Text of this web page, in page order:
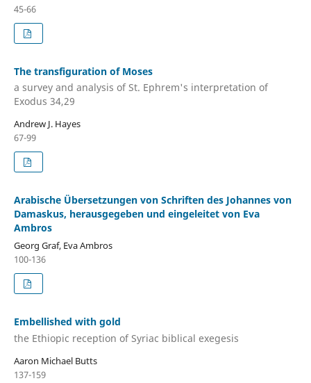
45-66
The transfiguration of Moses
a survey and analysis of St. Ephrem's interpretation of
Exodus 34,29
Andrew J. Hayes
67-99
Arabische Übersetzungen von Schriften des Johannes von
Damaskus, herausgegeben und eingeleitet von Eva
Ambros
Georg Graf, Eva Ambros
100-136
Embellished with gold
the Ethiopic reception of Syriac biblical exegesis
Aaron Michael Butts
137-159